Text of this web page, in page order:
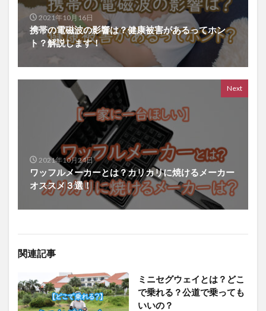
2021年10月16日
携帯の電磁波の影響は？健康被害があるってホン
ト？解説します！
Next
2021年10月24日
ワッフルメーカーとは？カリカリに焼けるメーカー
オススメ３選！
関連記事
ミニセグウェイとは？どこ
で乗れる？公道で乗っても
いいの？